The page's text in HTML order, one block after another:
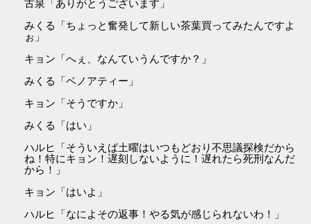
古泉「ありがとうございます」
みくる「ちょっと奮発して新しい茶葉買ってみたんですよ
ぉ」
キョン「へぇ、なんていうんですか？」
みくる「ベノアティー」
キョン「そうですか」
みくる「はい」
ハルヒ「そういえば土曜はいつもどおり不思議探検だから
ね！特にキョン！遅刻しないように！遅れたら死刑なんだ
から！」
キョン「はいよ」
ハルヒ「なによその返事！やる気が感じられないわ！」